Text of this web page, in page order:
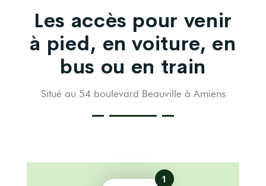
Les accès pour venir
à pied, en voiture, en
bus ou en train
Situé au 54 boulevard Beauville à Amiens
1